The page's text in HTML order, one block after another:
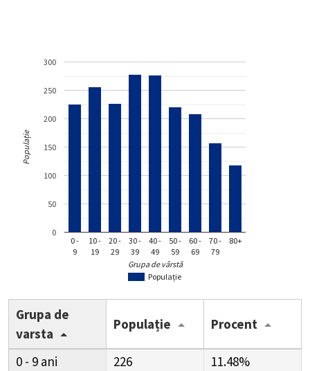
Populație
0 -
9
10 -
19
20 -
29
30 -
39
40 -
49
50 -
59
60 -
69
70 -
79
80+
0
50
100
150
200
250
300
Grupa de vârstă
Populație
Grupa de
varsta
Populație Procent
0 - 9 226
11.48%